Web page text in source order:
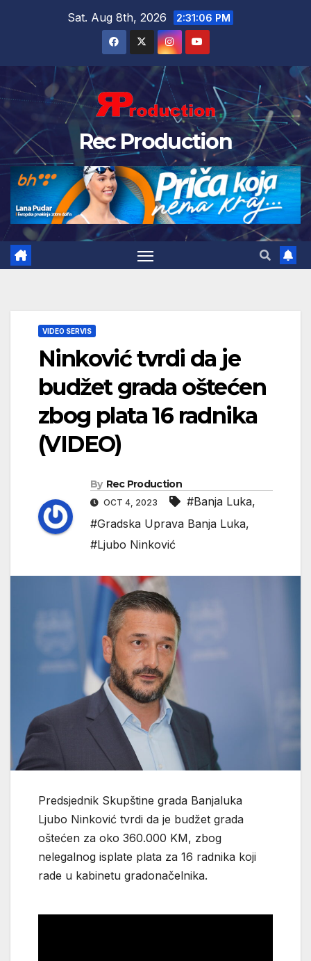
Sat. Aug 8th, 2026 2:31:07 PM
Rec Production
VIDEO SERVIS
Ninković tvrdi da je
budžet grada oštećen
zbog plata 16 radnika
(VIDEO)
By Rec Production
OCT 4, 2023 #Banja Luka,
#Gradska Uprava Banja Luka,
#Ljubo Ninković
Predsjednik Skupštine grada Banjaluka
Ljubo Ninković tvrdi da je budžet grada
oštećen za oko 360.000 KM, zbog
nelegalnog isplate plata za 16 radnika koji
rade u kabinetu gradonačelnika.